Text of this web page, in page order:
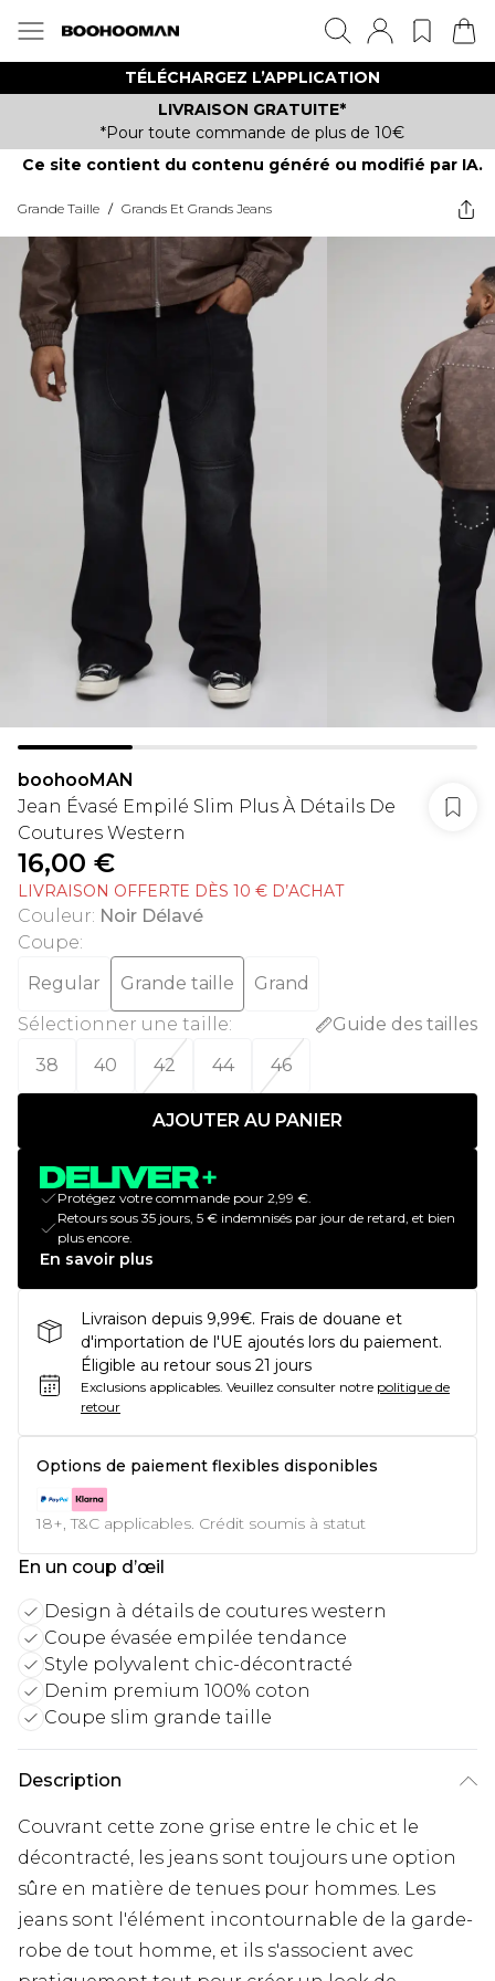
TÉLÉCHARGEZ L’APPLICATION
LIVRAISON GRATUITE*
*Pour toute commande de plus de 10€
Ce site contient du contenu généré ou modifié par IA.
Grande Taille / Grands Et Grands Jeans
boohooMAN
Jean Évasé Empilé Slim Plus À Détails De
Coutures Western
16,00 €
LIVRAISON OFFERTE DÈS 10 € D’ACHAT
Couleur: Noir Délavé
Coupe:
Regular
Grande taille
Grand
Sélectionner une taille:
Guide des tailles
38
40 42 44 46
AJOUTER AU PANIER
Protégez votre commande pour 2,99 €.
Retours sous 35 jours, 5 € indemnisés par jour de retard, et bien
plus encore.
En savoir plus
Livraison depuis 9,99€. Frais de douane et
d'importation de l'UE ajoutés lors du paiement.
Éligible au retour sous 21 jours
Exclusions applicables. Veuillez consulter notre politique de
retour
Options de paiement flexibles disponibles
18+, T&C applicables. Crédit soumis à statut
En un coup d’œil
Design à détails de coutures western
Coupe évasée empilée tendance
Style polyvalent chic-décontracté
Denim premium 100% coton
Coupe slim grande taille
Description
Couvrant cette zone grise entre le chic et le
décontracté, les jeans sont toujours une option
sûre en matière de tenues pour hommes. Les
jeans sont l'élément incontournable de la garde-
robe de tout homme, et ils s'associent avec